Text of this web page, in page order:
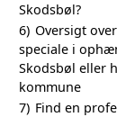
Skodsbøl?
6) Oversigt
speciale i
Skodsbøl eller
kommune
7) Find en